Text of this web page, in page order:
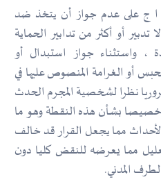
حيث تنص المادة 444 ق ا ج على عدم جواز أن يتخذ ضد
لم يبلغ 18 سنة إلا تدبير أو أكثر من تدابير الحماية
، واستثناء جواز استبدال أو
أو الغرامة المنصوص عليها في
ضروريا نظرا لشخصية المجرم الحدث
بشأن هذه النقطة وهو ما
مما يجعل القرار قد خالف
مما يعرضه للنقض كليا دون
المدني.